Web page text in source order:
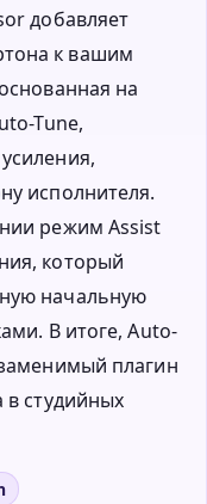
добавляет
к вашим
на
Tune,
исполнителя.
режим Assist
который
начальную
В итоге, Auto-
плагин
в студийных